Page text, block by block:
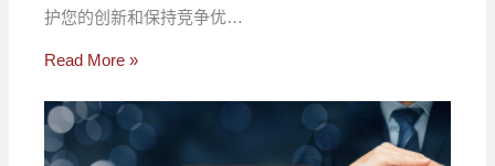
护您的创新和保持竞争优…
Read More »